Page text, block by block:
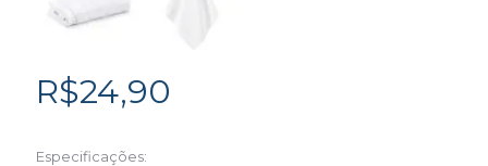
R$24,90
Especificações: